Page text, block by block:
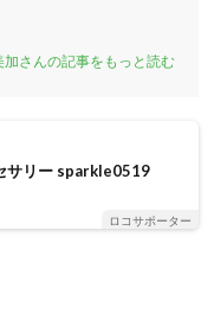
加さんの記事をもっと読む
サリー sparkle0519
ロコサポーター